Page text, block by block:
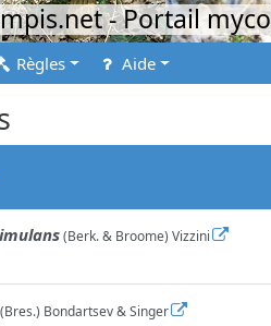
- Portail
Règles Aide
(Berk. & Broome) Vizzini
Bondartsev & Singer